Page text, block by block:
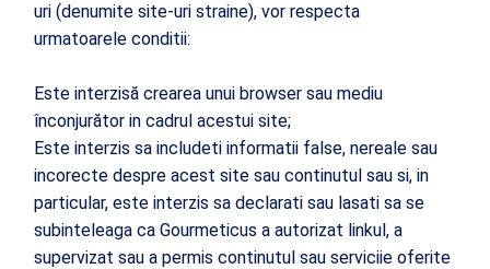
uri (denumite site-uri straine), vor respecta
urmatoarele conditii:
Este interzisă crearea unui browser sau mediu
înconjurător in cadrul acestui site;
Este interzis sa includeti informatii false, nereale sau
incorecte despre acest site sau continutul sau si, in
particular, este interzis sa declarati sau lasati sa se
subinteleaga ca Gourmeticus a autorizat linkul, a
supervizat sau a permis continutul sau serviciie oferite